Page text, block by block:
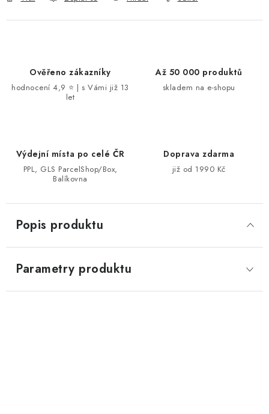
Ověřeno zákazníky
hodnocení 4,9 ⭐ | s Vámi již 13
let
Až 50 000 produktů
skladem na e-shopu
Výdejní místa po celé ČR
PPL, GLS ParcelShop/Box,
Balíkovna
Doprava zdarma
již od 1990 Kč
Popis produktu
Parametry produktu